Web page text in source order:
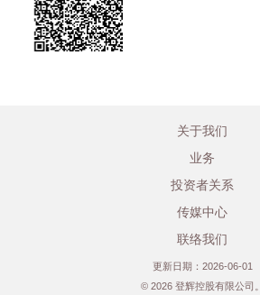
关于我们
业务
投资者关系
传媒中心
联络我们
更新日期：2026-06-01
© 2026 登辉控股有限公司。